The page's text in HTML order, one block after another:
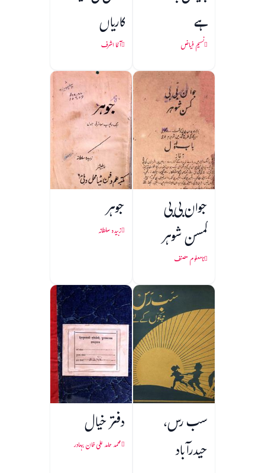
ہے
نسیم فیاض
کاریاں
آغا اشرف
جوان بی بی
کمسن شوہر
نامعلوم مصنف
جوہر
زبیدہ سلطانہ
سب رس،
حیدرآباد
دفتر خیال
محمد حامد علی خان بہادر